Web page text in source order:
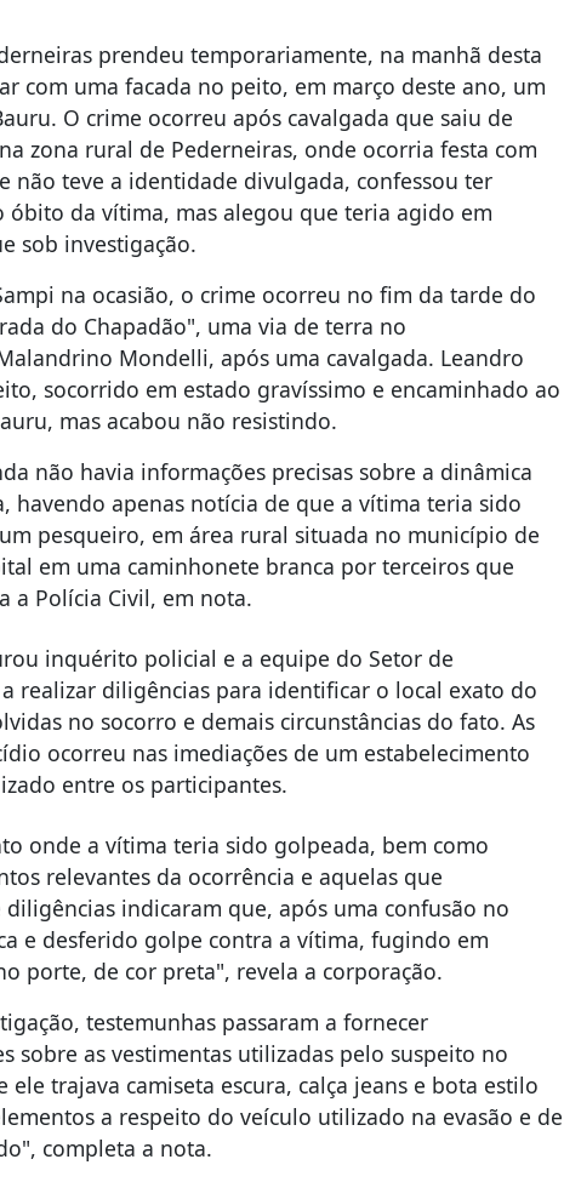
prendeu temporariamente, na manhã desta
com uma facada no peito, em março deste ano, um
O crime ocorreu após cavalgada que saiu de
zona rural de Pederneiras, onde ocorria festa com
não teve a identidade divulgada, confessou ter
da vítima, mas alegou que teria agido em
sob investigação.
na ocasião, o crime ocorreu no fim da tarde do
do Chapadão", uma via de terra no
Mondelli, após uma cavalgada. Leandro
socorrido em estado gravíssimo e encaminhado ao
mas acabou não resistindo.
não havia informações precisas sobre a dinâmica
havendo apenas notícia de que a vítima teria sido
pesqueiro, em área rural situada no município de
em uma caminhonete branca por terceiros que
a Polícia Civil, em nota.
inquérito policial e a equipe do Setor de
a realizar diligências para identificar o local exato do
no socorro e demais circunstâncias do fato. As
ocorreu nas imediações de um estabelecimento
entre os participantes.
onde a vítima teria sido golpeada, bem como
relevantes da ocorrência e aquelas que
indicaram que, após uma confusão no
e desferido golpe contra a vítima, fugindo em
porte, de cor preta", revela a corporação.
testemunhas passaram a fornecer
sobre as vestimentas utilizadas pelo suspeito no
trajava camiseta escura, calça jeans e bota estilo
a respeito do veículo utilizado na evasão e de
completa a nota.